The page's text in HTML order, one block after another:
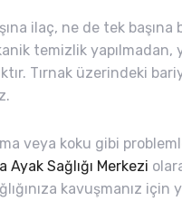
ilaç, ne de tek başına
temizlik
Tırnak üzerindeki
veya koku gibi
Ayak Sağlığı Merkezi
kavuşmanız için